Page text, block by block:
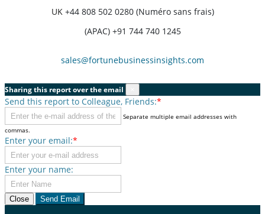
UK +44 808 502 0280 (Numéro sans frais)
(APAC) +91 744 740 1245
sales@fortunebusinessinsights.com
Sharing this report over the email
Send this report to Colleague, Friends:*
Separate multiple email addresses with
commas.
Enter your email:*
Enter your name:
Close Send Email